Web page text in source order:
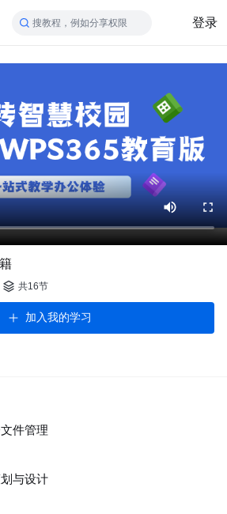
搜教程，例如分享权限 登录
共16节
加入我的学习
件管理
与设计